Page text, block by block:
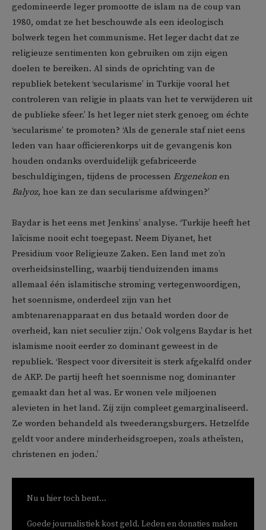
gedomineerde leger promootte de islam na de coup van
1980, omdat ze het beschouwde als een ideologisch
bolwerk tegen het communisme. Het leger dacht dat ze
religieuze sentimenten kon gebruiken om zijn eigen
doelen te bereiken. Al sinds de oprichting van de
republiek betekent ‘secularisme’ in Turkije vooral het
controleren van religie in plaats van het te verwijderen uit
de publieke sfeer.’ Is het leger niet sterk genoeg om échte
‘secularisme’ te promoten? ‘Als de generale staf niet eens
leden van haar officierenkorps uit de gevangenis kon
houden ondanks overduidelijk gefabriceerde
beschuldigingen, tijdens de processen Ergenekon en
Balyoz, hoe kan ze dan secularisme afdwingen?’
Baydar is het eens met Jenkins’ analyse. ‘Turkije heeft het
laïcisme nooit echt toegepast. Neem Diyanet, het
Presidium voor Religieuze Zaken. Een land met zo’n
overheidsinstelling, waarbij tienduizenden imams
allemaal één islamitische stroming vertegenwoordigen,
het soennisme, onderdeel zijn van het
ambtenarenapparaat en dus betaald worden door de
overheid, kan niet seculier zijn.’ Ook volgens Baydar is het
islamisme nooit eerder zo dominant geweest in de
republiek. ‘Respect voor diversiteit is sterk afgekalfd onder
de AKP. De partij heeft het soennisme nog dominanter
gemaakt dan het al was. Er wonen vele miljoenen
alevieten in het land. Zij zijn compleet gemarginaliseerd.
Ze worden behandeld als tweederangsburgers. Hetzelfde
geldt voor andere minderheidsgroepen, zoals atheïsten,
christenen en joden.’
Nu u hier toch bent...
Goede journalistiek kost geld. Leden en donaties maken